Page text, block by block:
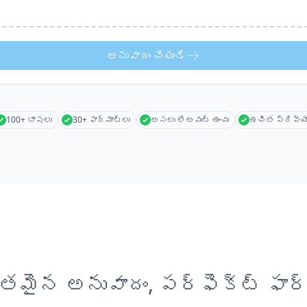
అనువాదం చేయండి
100+ భాషలు 30+ ఫార్మాట్లు అసలు లేఅవుట్ ఉంచు ఉచిత
అనువాదం, పర్ఫెక్ట్